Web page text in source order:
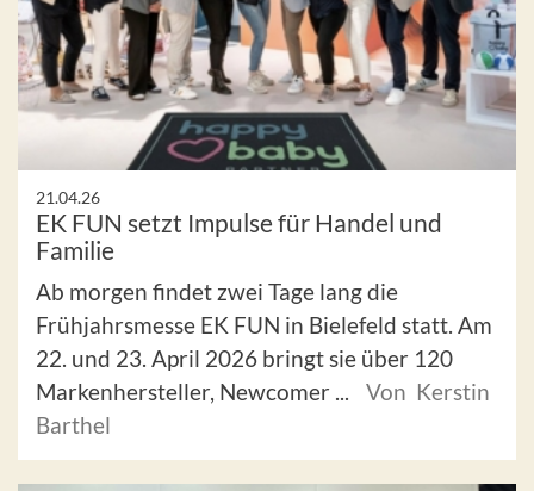
21.04.26
EK FUN setzt Impulse für Handel und
Familie
Ab morgen findet zwei Tage lang die
Frühjahrsmesse EK FUN in Bielefeld statt. Am
22. und 23. April 2026 bringt sie über 120
Markenhersteller, Newcomer ...
Von Kerstin
Barthel